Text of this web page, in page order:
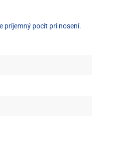
príjemný pocit pri nosení.